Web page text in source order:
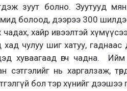
зуут болно. Зуутууд
болоод, дээрээ 300
хайр ивээлтэй
чулуу шиг хатуу,
хуваагаад өгч чадна.
сэтгэлийг нь харгалзаж,
бол тэр хүнийг дээшээ